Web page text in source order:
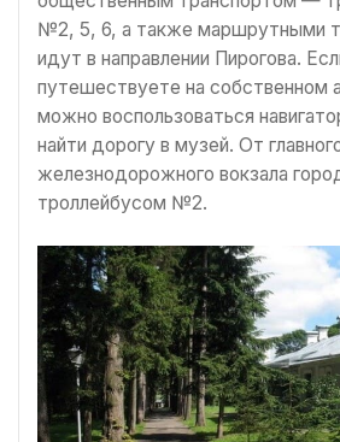
№2, 5, 6, а также маршрутными
идут в направлении Пирогова.
путешествуете на собственном
можно воспользоваться
найти дорогу в музей. От
железнодорожного вокзала
троллейбусом №2.